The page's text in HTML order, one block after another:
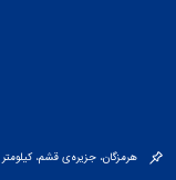
هرمزگان، جزیره‌ی قشم، کیلومتر ۱۵ جاده‌ی ساحلی جنوبی، پارک زیست‌فناوری خلیج‌فارس